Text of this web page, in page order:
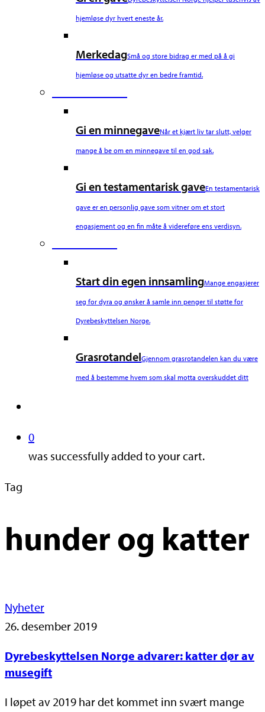
hjemløse dyr hvert eneste år.
MerkedagSmå og store bidrag er med på å gi
hjemløse og utsatte dyr en bedre framtid.
Gi en minnegaveNår et kjært liv tar slutt, velger
mange å be om en minnegave til en god sak.
Gi en testamentarisk gaveEn testamentarisk
gave er en personlig gave som vitner om et stort
engasjement og en fin måte å videreføre ens verdisyn.
Start din egen innsamlingMange engasjerer
seg for dyra og ønsker å samle inn penger til støtte for
Dyrebeskyttelsen Norge.
GrasrotandelGjennom grasrotandelen kan du være
med å bestemme hvem som skal motta overskuddet ditt
0
was successfully added to your cart.
Tag
hunder og katter
Nyheter
26. desember 2019
Dyrebeskyttelsen Norge advarer: katter dør av
musegift
I løpet av 2019 har det kommet inn svært mange